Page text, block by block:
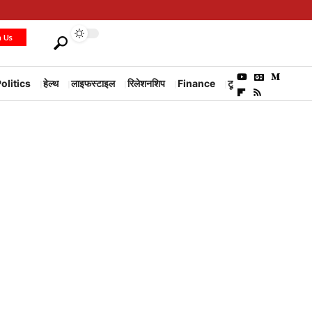
Us
हेल्थ लाइफस्टाइल रिलेशनशिप Finance टूरिज्म